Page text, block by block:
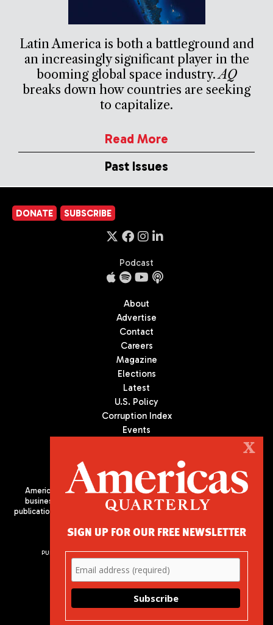
Latin America is both a battleground and
an increasingly significant player in the
booming global space industry.AQ
breaks down how countries are seeking
to capitalize.
Read More
Past Issues
DONATE SUBSCRIBE
Podcast
About
Advertise
Contact
Careers
Magazine
Elections
Latest
U.S. Policy
Corruption Index
Events
Americas Quarterly (AQ) is the premier publication on politics,
business, and culture in Latin America. We are an independent
publication of the Americas Society/Council of the Americas, based
PUBLISHED BY AMERICAS SOCIETY/ COUNCIL OF THE AMERICAS
680 Park Avenue
New York, NY 10065
Phone: (212) 249-8950
X
SIGN UP FOR OUR FREE NEWSLETTER